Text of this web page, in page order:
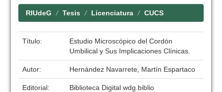
RIUdeG Tesis Licenciatura CUCS
Título:
Estudio Microscópico del Cordón
Umbilical y Sus Implicaciones Clínicas.
Autor: Hernández Navarrete, Martín Espartaco
Editorial:
Biblioteca Digital wdg.biblio